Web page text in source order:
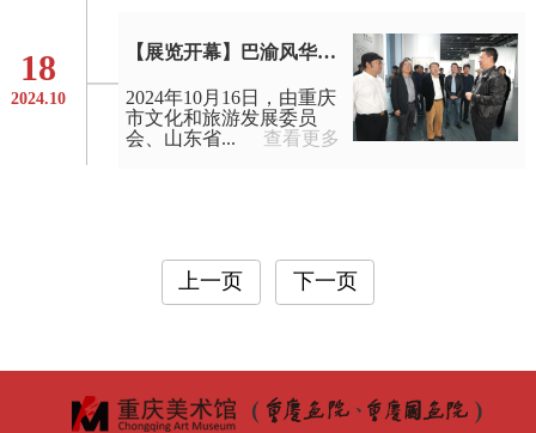
18
2024.10
【展览开幕】巴渝风华——重庆画院艺术家作品展在山东画院美术馆隆重开幕
2024年10月16日，由重庆
市文化和旅游发展委员
会、山东省...
查看更多
上一页 下一页